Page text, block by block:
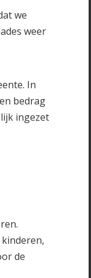
we
weer
In
bedrag
ingezet
de